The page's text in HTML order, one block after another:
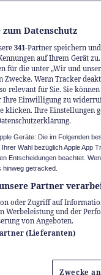
ist das Thema
die Märkte
Datenschutz
341-Partner speichern
auf Ihrem Gerät
für die unter „Wir und
Zwecke. Wenn Tracker
relevant für Sie. Sie
Ihre Einwilligung zu
klicken. Ihre Einstellungen
Geräte: Die im Folgenden
Wahl bezüglich Apple App
Entscheidungen beachtet.
hinweg getracked.
Partner
oder Zugriff auf
Werbeleistung und der
von Angeboten.
(Lieferanten)
Zwecke